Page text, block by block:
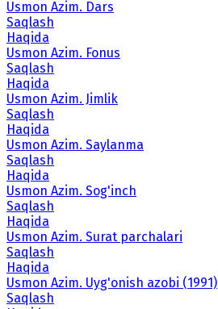
Usmon Azim. Dars
Saqlash
Haqida
Usmon Azim. Fonus
Saqlash
Haqida
Usmon Azim. Jimlik
Saqlash
Haqida
Usmon Azim. Saylanma
Saqlash
Haqida
Usmon Azim. Sog'inch
Saqlash
Haqida
Usmon Azim. Surat parchalari
Saqlash
Haqida
Usmon Azim. Uyg'onish azobi (1991)
Saqlash